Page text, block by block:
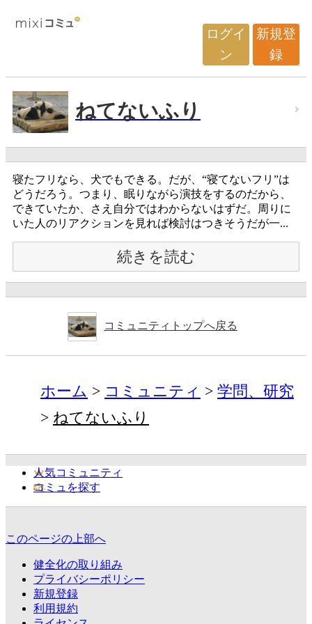
ログイ
ン
新規登
録
ねてないふり
寝たフリなら、犬でもできる。だが、“寝てないフリ”は
どうだろう。つまり、眠りながら演技をするのだから、
できていたか、さえ自分ではわからないはずだ。周りに
いた人のリアクションを見れば検討はつきそうだが一...
続きを読む
コミュニティトップへ戻る
ホーム コミュニティ
学問、研究
ねてないふり
人気コミュニティ
コミュを探す
このページの上部へ
健全化の取り組み
プライバシーポリシー
新規登録
利用規約